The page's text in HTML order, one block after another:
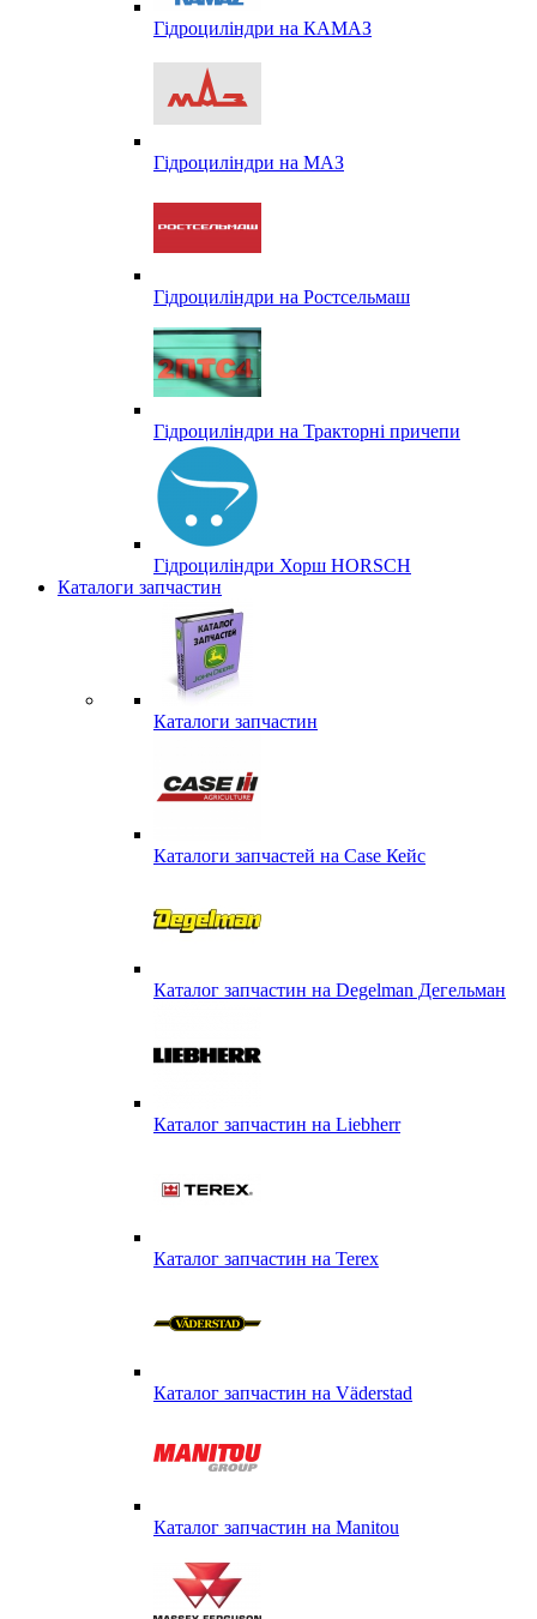
Гідроциліндри на КАМАЗ
Гідроциліндри на МАЗ
Гідроциліндри на Ростсельмаш
Гідроциліндри на Тракторні причепи
Гідроциліндри Хорш HORSCH
Каталоги запчастин
Каталоги запчастин
Каталоги запчастей на Case Кейс
Каталог запчастин на Degelman Дегельман
Каталог запчастин на Liebherr
Каталог запчастин на Terex
Каталог запчастин на Väderstad
Каталог запчастин на Маnitou